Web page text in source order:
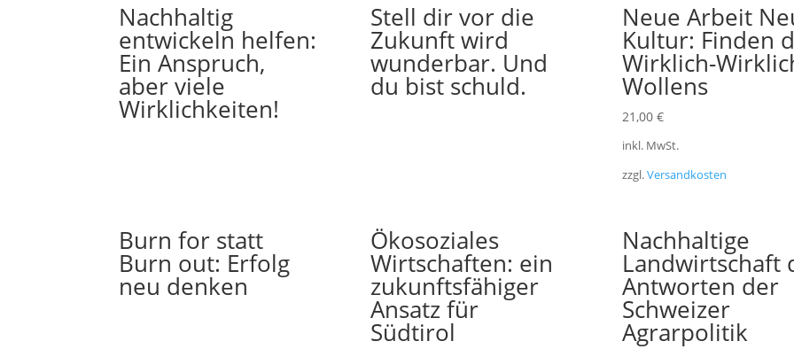
Nachhaltig
entwickeln helfen:
Ein Anspruch,
aber viele
Wirklichkeiten!
Stell dir vor die
Zukunft wird
wunderbar. Und
du bist schuld.
Neue Arbeit
Kultur: Finden
Wirklich-
Wollens
21,00 €
inkl. MwSt.
zzgl.Versandkosten
Burn for statt
Burn out: Erfolg
neu denken
Ökosoziales
Wirtschaften: ein
zukunftsfähiger
Ansatz für
Südtirol
Nachhaltige
Landwirtschaft
Antworten der
Schweizer
Agrarpolitik